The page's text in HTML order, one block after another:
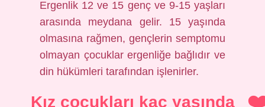
Ergenlik 12 ve 15 genç ve 9-15 yaşları
arasında meydana gelir. 15 yaşında
olmasına rağmen, gençlerin semptomu
olmayan çocuklar ergenliğe bağlıdır ve
din hükümleri tarafından işlenirler.
Kız çocukları kaç yaşında